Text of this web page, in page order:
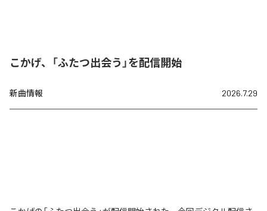
こかげ、「ふたつ出会う」を配信開始
新曲情報 2026.7.29